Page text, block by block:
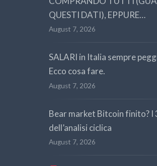
QUESTI DATI), EPPURE…
August 7, 2026
SALARI in Italia sempre
Ecco cosa fare.
August 7, 2026
Bear market Bitcoin finito? I
dell’analisi ciclica
August 7, 2026